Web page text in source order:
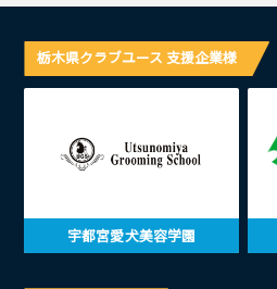
栃木県クラブユース 支援企業様
宇都宮愛犬美容学園